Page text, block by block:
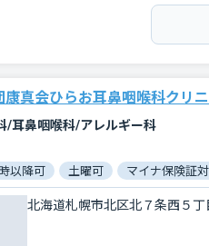
康真会ひらお耳鼻咽喉科クリ
/耳鼻咽喉科/アレルギー科
以降可 土曜可 マイナ保険証
北海道札幌市北区北７条西５